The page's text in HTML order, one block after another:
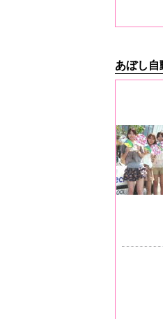
あぼし自